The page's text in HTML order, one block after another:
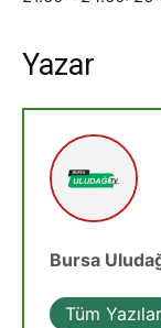
Yazar
Bursa
Tüm